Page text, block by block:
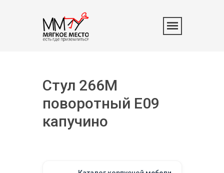
Стул 266M
поворотный E09
капучино